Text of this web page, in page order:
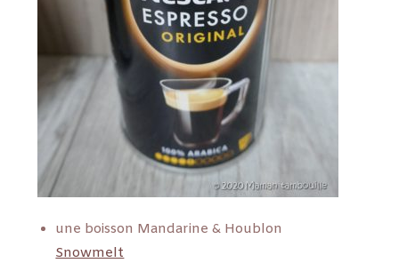
une boisson Mandarine & Houblon
Snowmelt